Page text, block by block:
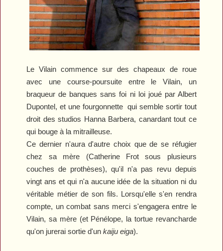
Le Vilain commence sur des chapeaux de roue
avec une course-poursuite entre le Vilain, un
braqueur de banques sans foi ni loi joué par Albert
Dupontel, et une fourgonnette qui semble sortir tout
droit des studios Hanna Barbera, canardant tout ce
qui bouge à la mitrailleuse.
Ce dernier n'aura d'autre choix que de se réfugier
chez sa mère (Catherine Frot sous plusieurs
couches de prothèses), qu'il n'a pas revu depuis
vingt ans et qui n'a aucune idée de la situation ni du
véritable métier de son fils. Lorsqu'elle s'en rendra
compte, un combat sans merci s'engagera entre le
Vilain, sa mère (et Pénélope, la tortue revancharde
qu'on jurerai sortie d'unkaiju eiga).